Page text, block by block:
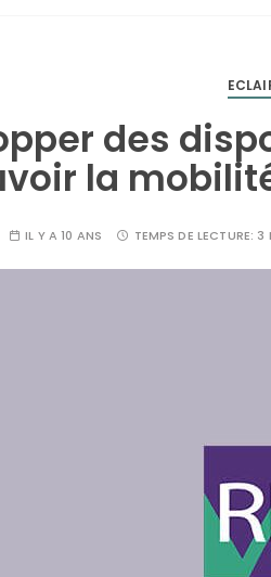
des
la
IL Y A 10 ANS TEMPS DE LECTURE: 3